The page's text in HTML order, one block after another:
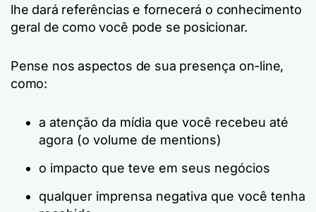
lhe dará referências e fornecerá o conhecimento
geral de como você pode se posicionar.
Pense nos aspectos de sua presença on-line,
como:
a atenção da mídia que você recebeu até
agora (o volume de mentions)
o impacto que teve em seus negócios
qualquer imprensa negativa que você tenha